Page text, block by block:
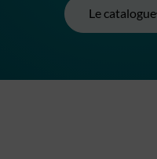
Le catalogue